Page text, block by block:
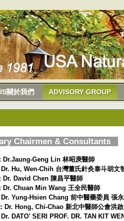
關於我們 ADVISORY GROUP
Chairmen & Consultants
Dr.Jaung-Geng Lin 林昭庚醫師
Hu, Wen-Chih 台灣董氏針灸泰斗胡文
David Chen 陳昌平醫師
Chuan Min Wang 王全民醫師
Yung-Hsien Chang 前中醫藥委員 張
Hong, Chi-Chao 新北中醫師公會洪
DATO' SERI PROF. DR. TAN KIT